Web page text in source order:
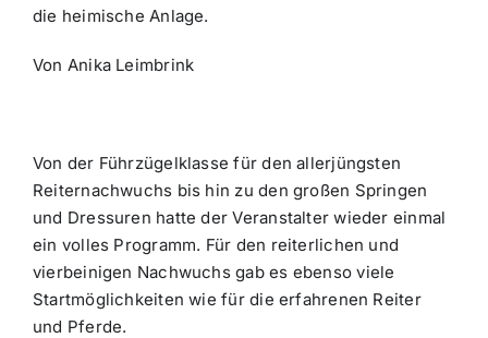
die heimische Anlage.
Von Anika Leimbrink
Von der Führzügelklasse für den allerjüngsten
Reiternachwuchs bis hin zu den großen Springen
und Dressuren hatte der Veranstalter wieder einmal
ein volles Programm. Für den reiterlichen und
vierbeinigen Nachwuchs gab es ebenso viele
Startmöglichkeiten wie für die erfahrenen Reiter
und Pferde.